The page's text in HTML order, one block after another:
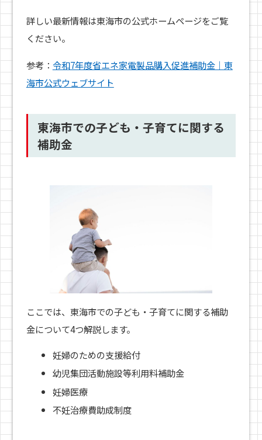
詳しい最新情報は東海市の公式ホームページをご覧
ください。
参考： 令和7年度省エネ家電製品購入促進補助金｜東
海市公式ウェブサイト
東海市での子ども・子育てに関する
補助金
ここでは、東海市での子ども・子育てに関する補助
金について4つ解説します。
妊婦のための支援給付
幼児集団活動施設等利用料補助金
妊婦医療
不妊治療費助成制度